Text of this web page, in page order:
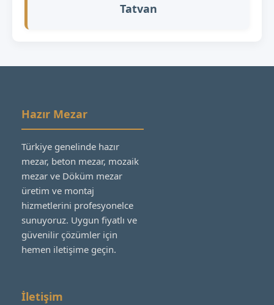
Tatvan
Hazır Mezar
Türkiye genelinde hazır
mezar, beton mezar, mozaik
mezar ve Döküm mezar
üretim ve montaj
hizmetlerini profesyonelce
sunuyoruz. Uygun fiyatlı ve
güvenilir çözümler için
hemen iletişime geçin.
İletişim